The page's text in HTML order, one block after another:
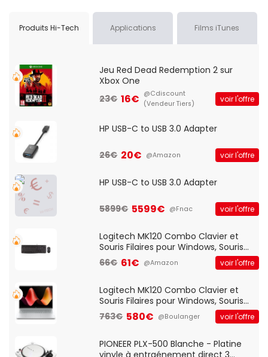
Produits Hi-Tech Applications Films iTunes
Jeu Red Dead Redemption 2 sur
Xbox One
23€ 16€ @Cdiscount
(Vendeur Tiers)
voir l'offre
HP USB-C to USB 3.0 Adapter
26€ 20€ @Amazon voir l'offre
HP USB-C to USB 3.0 Adapter
5899€ 5599€ @Fnac voir l'offre
Logitech MK120 Combo Clavier et
Souris Filaires pour Windows, Souris
Optique Filaire, Connexion USB Plug
And Play, Confortable, Taille
QWERTY UK - Noir
66€ 61€ @Amazon voir l'offre
Logitech MK120 Combo Clavier et
Souris Filaires pour Windows, Souris
Optique Filaire, Connexion USB Plug
And Play, Confortable, Taille
QWERTY UK - Noir
763€ 580€ @Boulanger voir l'offre
PIONEER PLX-500 Blanche - Platine